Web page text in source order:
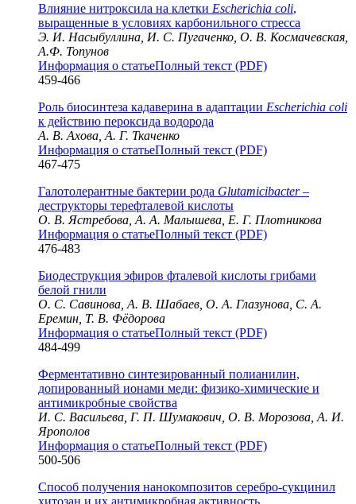
Влияние нитроксила на клетки Escherichia coli,
выращенные в условиях карбонильного стресса
Э. И. Насыбуллина, И. С. Пугаченко, О. В. Космачевская,
А.Ф. Топунов
Информация о статьеПолный текст (PDF)
459-466
Роль биосинтеза кадаверина в адаптации Escherichia coli
к действию пероксида водорода
А. В. Ахова, А. Г. Ткаченко
Информация о статьеПолный текст (PDF)
467-475
Галотолерантные бактерии рода Glutamicibacter –
деструкторы терефталевой кислоты
О. В. Ястребова, А. А. Малышева, Е. Г. Плотникова
Информация о статьеПолный текст (PDF)
476-483
Биодеструкция эфиров фталевой кислоты грибами
белой гнили
О. С. Савинова, А. В. Шабаев, О. А. Глазунова, С. А.
Еремин, Т. В. Фёдорова
Информация о статьеПолный текст (PDF)
484-499
Ферментативно синтезированный полианилин,
допированный ионами меди: физико-химические и
антимикробные свойства
И. С. Васильева, Г. П. Шумакович, О. В. Морозова, А. И.
Ярополов
Информация о статьеПолный текст (PDF)
500-506
Способ получения нанокомпозитов серебро-сукцинил
хитозан и их антимикробная активность